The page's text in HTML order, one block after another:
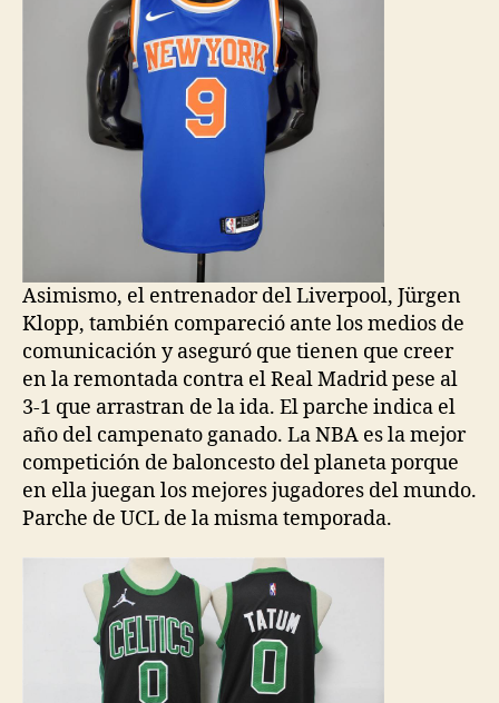
Asimismo, el entrenador del Liverpool, Jürgen
Klopp, también compareció ante los medios de
comunicación y aseguró que tienen que creer
en la remontada contra el Real Madrid pese al
3-1 que arrastran de la ida. El parche indica el
año del campenato ganado. La NBA es la mejor
competición de baloncesto del planeta porque
en ella juegan los mejores jugadores del mundo.
Parche de UCL de la misma temporada.